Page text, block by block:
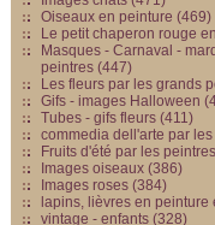
Oiseaux en peinture (469)
Le petit chaperon rouge
Masques - Carnaval -
peintres (447)
Les fleurs par les grands
Gifs - images Halloween
Tubes - gifs fleurs (411)
commedia dell'arte par
Fruits d'été par les peintres
Images oiseaux (386)
Images roses (384)
lapins, lièvres en peinture
vintage - enfants (328)